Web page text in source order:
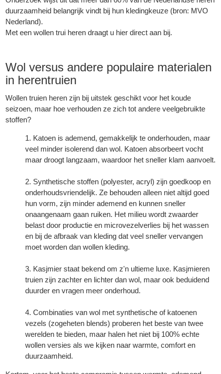
duurzaamheid belangrijk vindt bij hun kledingkeuze (bron: MVO
Nederland).
Met een wollen trui heren draagt u hier direct aan bij.
Wol versus andere populaire materialen
in herentruien
Wollen truien heren zijn bij uitstek geschikt voor het koude
seizoen, maar hoe verhouden ze zich tot andere veelgebruikte
stoffen?
Katoen is ademend, gemakkelijk te onderhouden, maar
veel minder isolerend dan wol. Katoen absorbeert vocht
maar droogt langzaam, waardoor het sneller klam aanvoelt.
Synthetische stoffen (polyester, acryl) zijn goedkoop en
onderhoudsvriendelijk. Ze behouden alleen niet altijd goed
hun vorm, zijn minder ademend en kunnen sneller
onaangenaam gaan ruiken. Het milieu wordt zwaarder
belast door productie en microvezelverlies bij het wassen
en bij de afbraak van kleding dat veel sneller vervangen
moet worden dan wollen kleding.
Kasjmier staat bekend om z'n ultieme luxe. Kasjmieren
truien zijn zachter en lichter dan wol, maar ook beduidend
duurder en vragen meer onderhoud.
Combinaties van wol met synthetische of katoenen
vezels (zogeheten blends) proberen het beste van twee
werelden te bieden, maar halen het niet bij 100% echte
wollen versies als we kijken naar warmte, comfort en
duurzaamheid.